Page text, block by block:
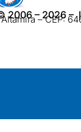
2006 – 2026–
– CEP: